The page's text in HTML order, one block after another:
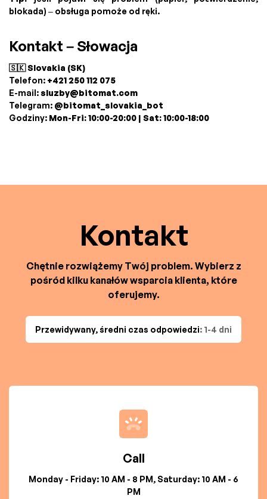
blokada) – obsługa pomoże od ręki.
Kontakt – Słowacja
🇸🇰 Slovakia (SK)
Telefon: +421 250 112 075
E-mail:sluzby@bitomat.com
Telegram: @bitomat_slovakia_bot
Godziny: Mon-Fri: 10:00-20:00 | Sat: 10:00-18:00
Kontakt
Chętnie rozwiążemy Twój problem. Wybierz z
pośród kilku kanałów wsparcia klienta, które
oferujemy.
Przewidywany, średni czas odpowiedzi: 1-4 dni
Call
Monday - Friday: 10 AM - 8 PM, Saturday: 10 AM - 6
PM